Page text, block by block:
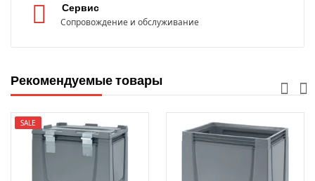
Сервис
Сопровождение и обслуживание
Рекомендуемые товары
SALE